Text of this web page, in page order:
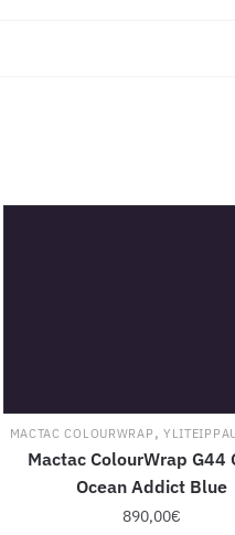
MACTAC COLOURWRAP ,
Mactac ColourWrap G44
Ocean Addict Blue
890,00€